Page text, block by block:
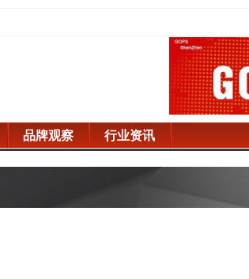
品牌观察 行业资讯